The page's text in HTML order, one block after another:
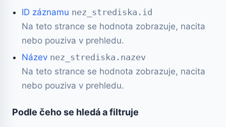
ID záznamu nez_strediska.id
Na teto strance se hodnota zobrazuje, nacita
nebo pouziva v prehledu.
Název nez_strediska.nazev
Na teto strance se hodnota zobrazuje, nacita
nebo pouziva v prehledu.
Podle čeho se hledá a filtruje